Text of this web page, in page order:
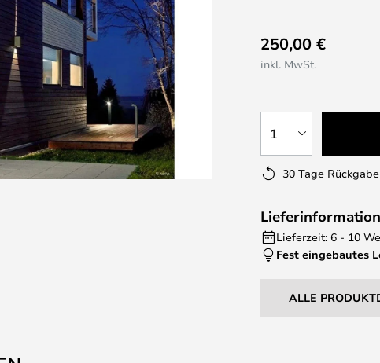
250,00 €
inkl. MwSt.
1
30 Tage
Lieferzeit: 6 - 10
Fest eingebautes
ALLE